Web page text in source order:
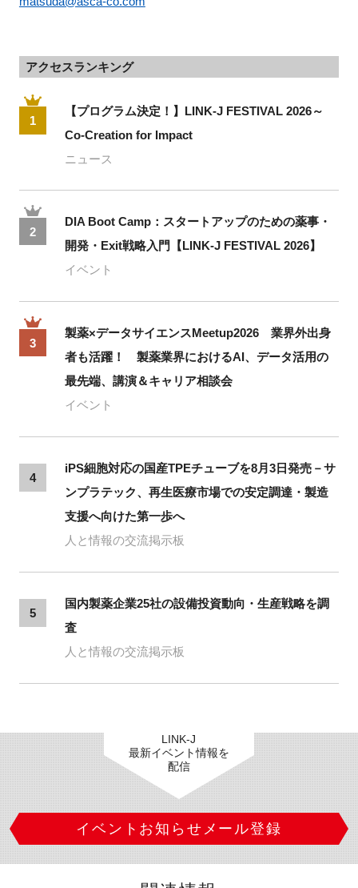
アクセスランキング
1
【プログラム決定！】LINK-J FESTIVAL 2026～
Co-Creation for Impact
ニュース
2
DIA Boot Camp：スタートアップのための薬事・
開発・Exit戦略入門【LINK-J FESTIVAL 2026】
イベント
3
製薬×データサイエンスMeetup2026 業界外出身
者も活躍！ 製薬業界におけるAI、データ活用の
最先端、講演＆キャリア相談会
イベント
4
iPS細胞対応の国産TPEチューブを8月3日発売－サ
ンプラテック、再生医療市場での安定調達・製造
支援へ向けた第一歩へ
人と情報の交流掲示板
5
国内製薬企業25社の設備投資動向・生産戦略を調
査
人と情報の交流掲示板
LINK-J
最新イベント情報を
配信
イベントお知らせメール登録